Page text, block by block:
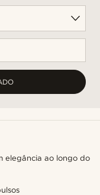
elegância ao longo do